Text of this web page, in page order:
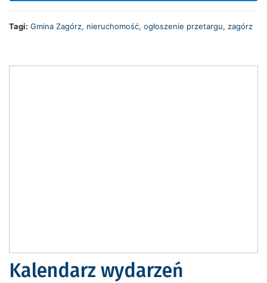
Tagi: Gmina Zagórz, nieruchomość, ogłoszenie przetargu, zagórz
Kalendarz wydarzeń